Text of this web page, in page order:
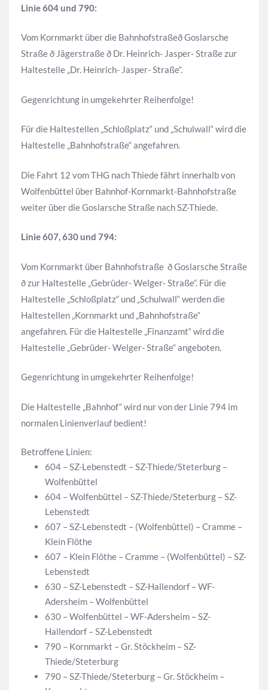
Linie 604 und 790:
Vom Kornmarkt über die Bahnhofstraßeð Goslarsche
Straße ð Jägerstraße ð Dr. Heinrich- Jasper- Straße zur
Haltestelle „Dr. Heinrich- Jasper- Straße“.
Gegenrichtung in umgekehrter Reihenfolge!
Für die Haltestellen „Schloßplatz“ und „Schulwall“ wird die
Haltestelle „Bahnhofstraße“ angefahren.
Die Fahrt 12 vom THG nach Thiede fährt innerhalb von
Wolfenbüttel über Bahnhof-Kornmarkt-Bahnhofstraße
weiter über die Goslarsche Straße nach SZ-Thiede.
Linie 607, 630 und 794:
Vom Kornmarkt über Bahnhofstraße ð Goslarsche Straße
ð zur Haltestelle „Gebrüder- Welger- Straße“. Für die
Haltestelle „Schloßplatz“ und „Schulwall“ werden die
Haltestellen „Kornmarkt und „Bahnhofstraße“
angefahren. Für die Haltestelle „Finanzamt“ wird die
Haltestelle „Gebrüder- Welger- Straße“ angeboten.
Gegenrichtung in umgekehrter Reihenfolge!
Die Haltestelle „Bahnhof“ wird nur von der Linie 794 im
normalen Linienverlauf bedient!
Betroffene Linien:
604 – SZ-Lebenstedt – SZ-Thiede/Steterburg –
Wolfenbüttel
604 – Wolfenbüttel – SZ-Thiede/Steterburg – SZ-
Lebenstedt
607 – SZ-Lebenstedt – (Wolfenbüttel) – Cramme –
Klein Flöthe
607 – Klein Flöthe – Cramme – (Wolfenbüttel) – SZ-
Lebenstedt
630 – SZ-Lebenstedt – SZ-Hallendorf – WF-
Adersheim – Wolfenbüttel
630 – Wolfenbüttel – WF-Adersheim – SZ-
Hallendorf – SZ-Lebenstedt
790 – Kornmarkt – Gr. Stöckheim – SZ-
Thiede/Steterburg
790 – SZ-Thiede/Steterburg – Gr. Stöckheim –